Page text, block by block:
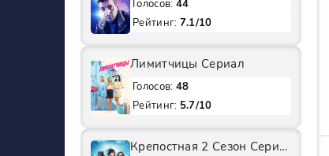
Голосов: 44
Рейтинг: 7.1/10
Лимитчицы Сериал
Голосов: 48
Рейтинг: 5.7/10
Крепостная 2 Сезон Сериал